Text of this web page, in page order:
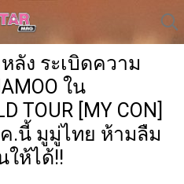
ลัง ระเบิดความ
ใน
TOUR [MY CON]
ค.นี้ มูมู่ไทย ห้ามลืม
ให้ได้!!